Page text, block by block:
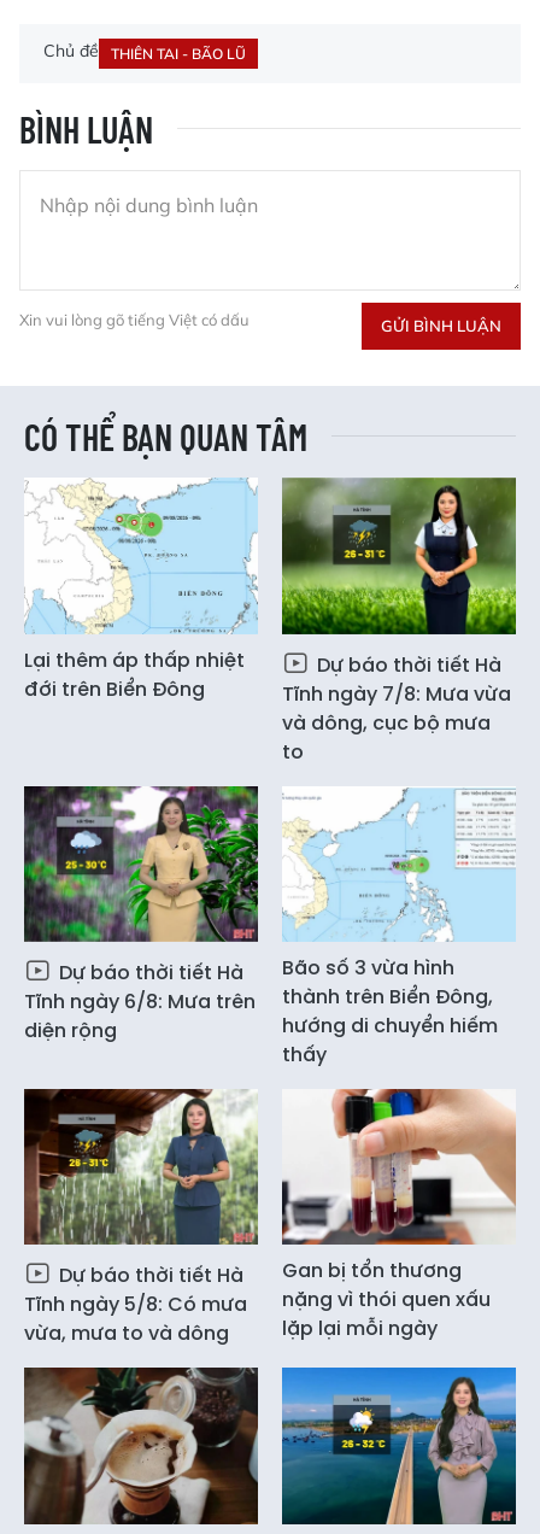
Chủ đề THIÊN TAI - BÃO LŨ
BÌNH LUẬN
Xin vui lòng gõ tiếng Việt có dấu GỬI BÌNH LUẬN
CÓ THỂ BẠN QUAN TÂM
Lại thêm áp thấp nhiệt
đới trên Biển Đông
Dự báo thời tiết Hà
Tĩnh ngày 7/8: Mưa vừa
và dông, cục bộ mưa
to
Dự báo thời tiết Hà
Tĩnh ngày 6/8: Mưa trên
diện rộng
Bão số 3 vừa hình
thành trên Biển Đông,
hướng di chuyển hiếm
thấy
Dự báo thời tiết Hà
Tĩnh ngày 5/8: Có mưa
vừa, mưa to và dông
Gan bị tổn thương
nặng vì thói quen xấu
lặp lại mỗi ngày